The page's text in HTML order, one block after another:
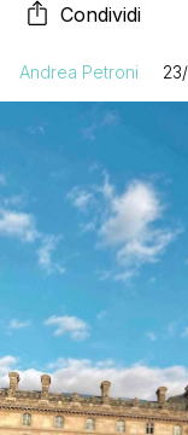
Condividi
Andrea Petroni